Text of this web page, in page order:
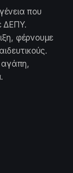
που
ΔΕΠΥ.
φέρνουμε
αγάπη,